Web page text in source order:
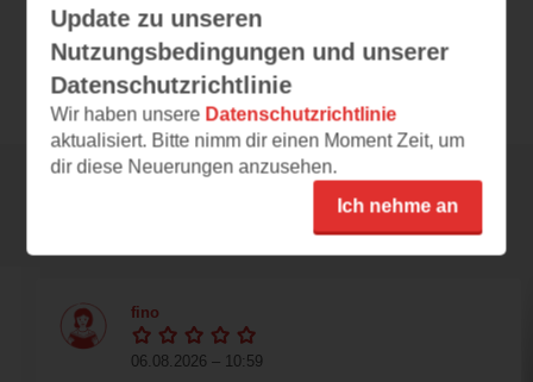
Preis DE18,00 €
Rezensionen
fino
06.08.2026 – 10:59
Update zu unseren
Nutzungsbedingungen und unserer
Datenschutzrichtlinie
Wir haben unsere Datenschutzrichtlinie
aktualisiert. Bitte nimm dir einen Moment Zeit, um
dir diese Neuerungen anzusehen.
Ich nehme an